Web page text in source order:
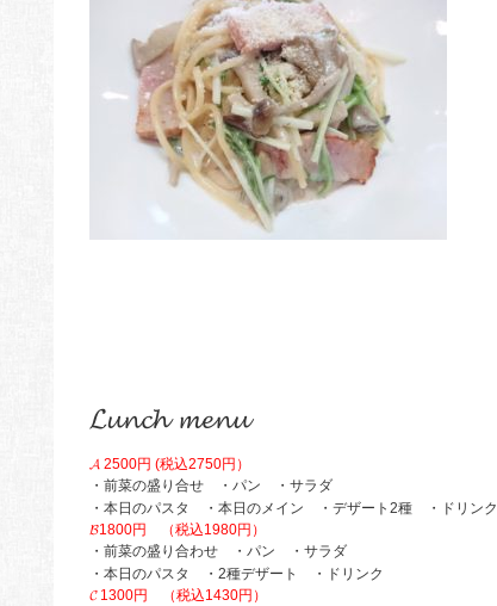
𝓛𝓾𝓷𝓬𝓱 𝓶𝓮𝓷𝓾
𝓐 2500円 (税込2750円）
・前菜の盛り合せ ・パン ・サラダ
・本日のパスタ ・本日のメイン ・デザート2種 ・ドリンク
𝓑1800円 （税込1980円）
・前菜の盛り合わせ ・パン ・サラダ
・本日のパスタ ・2種デザート ・ドリンク
𝓒 1300円 （税込1430円）